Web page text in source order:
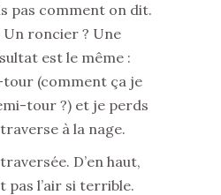
pas comment on dit.
roncier ? Une
est le même :
(comment ça je
tour ?) et je perds
à la nage.
D’en haut,
pas l’air si terrible.